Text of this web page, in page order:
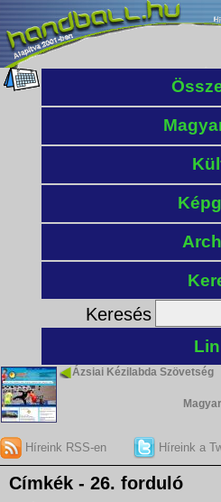
Keresés
Ázsiai Kézilabda Szövetség
Híreink RSS-en Híreink a
Címkék - 26. forduló